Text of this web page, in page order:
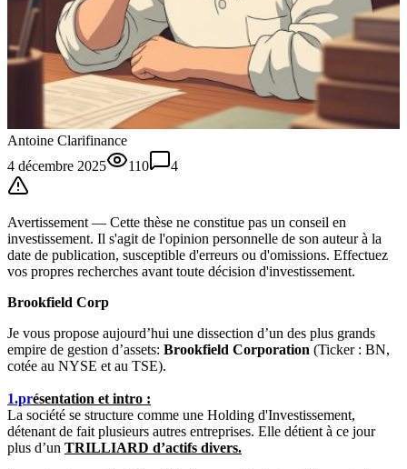
Antoine Clarifinance
4 décembre 2025
110 4
Avertissement — Cette thèse ne constitue pas un conseil en
investissement. Il s'agit de l'opinion personnelle de son auteur à la
date de publication, susceptible d'erreurs ou d'omissions. Effectuez
vos propres recherches avant toute décision d'investissement.
Brookfield Corp
Je vous propose aujourd’hui une dissection d’un des plus grands
empire de gestion d’assets: Brookfield Corporation (Ticker : BN,
cotée au NYSE et au TSE).
1.présentation et intro :
La société se structure comme une Holding d'Investissement,
détenant de fait plusieurs autres entreprises. Elle détient à ce jour
plus d’un TRILLIARD d’actifs divers.